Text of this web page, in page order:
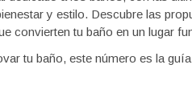
y estilo. Descubre las
convierten tu baño en un lugar
tu baño, este número es la